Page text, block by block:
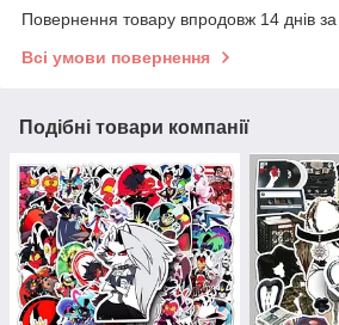
Повернення товару впродовж 14 днів
Всі умови повернення
Подібні товари компанії